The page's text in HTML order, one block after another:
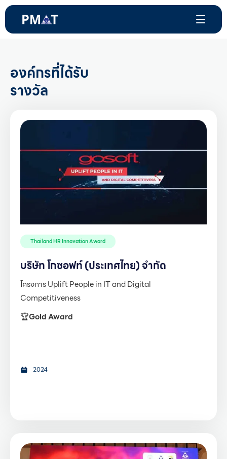
องค์กรที่ได้รับ
รางวัล
Thailand HR Innovation Award
บริษัท โกซอฟท์ (ประเทศไทย) จำกัด
โครงการ Uplift People in IT and Digital
Competitiveness
🏆Gold Award
2024